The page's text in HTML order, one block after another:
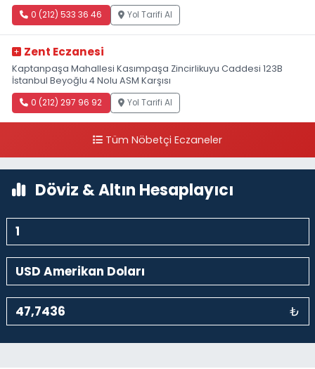
0 (212) 533 36 46 Yol Tarifi Al
Zent Eczanesi
Kaptanpaşa Mahallesi Kasımpaşa Zincirlikuyu Caddesi 123B
İstanbul Beyoğlu 4 Nolu ASM Karşısı
0 (212) 297 96 92 Yol Tarifi Al
Tüm Nöbetçi Eczaneler
Döviz & Altın Hesaplayıcı
₺